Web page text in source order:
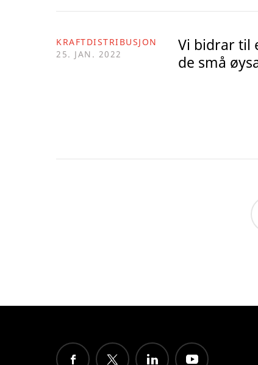
KRAFTDISTRIBUSJON
25. JAN. 2022
Vi bidrar til
de små